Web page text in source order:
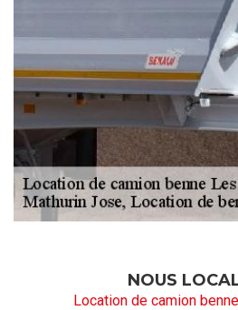
NOUS
Location de camion